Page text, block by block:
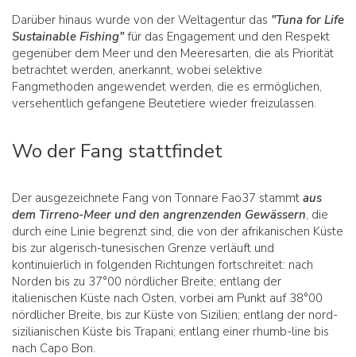
Darüber hinaus wurde von der Weltagentur das "Tuna for Life
Sustainable Fishing"für das Engagement und den Respekt
gegenüber dem Meer und den Meeresarten, die als Priorität
betrachtet werden, anerkannt, wobei selektive
Fangmethoden angewendet werden, die es ermöglichen,
versehentlich gefangene Beutetiere wieder freizulassen.
Wo der Fang stattfindet
Der ausgezeichnete Fang von Tonnare Fao37 stammt aus
dem Tirreno-Meer und den angrenzenden Gewässern, die
durch eine Linie begrenzt sind, die von der afrikanischen Küste
bis zur algerisch-tunesischen Grenze verläuft und
kontinuierlich in folgenden Richtungen fortschreitet: nach
Norden bis zu 37°00 nördlicher Breite; entlang der
italienischen Küste nach Osten, vorbei am Punkt auf 38°00
nördlicher Breite, bis zur Küste von Sizilien; entlang der nord-
sizilianischen Küste bis Trapani; entlang einer rhumb-line bis
nach Capo Bon.